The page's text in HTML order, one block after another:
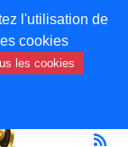
l'utilisation de
cookies
les cookies